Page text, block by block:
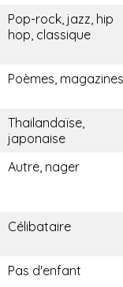
Pop-rock, jazz, hip
hop, classique
Poèmes, magazines
Thailandaïse,
japonaise
Autre, nager
Célibataire
Pas d'enfant